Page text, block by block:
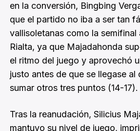
en la conversión, Bingbing
que el partido no iba a ser tan
vallisoletanas como la semifinal
Rialta, ya que Majadahonda
el ritmo del juego y aprovechó
justo antes de que se llegase al
sumar otros tres puntos (14-17).
Tras la reanudación, Silicius
mantuvo su nivel de juego,